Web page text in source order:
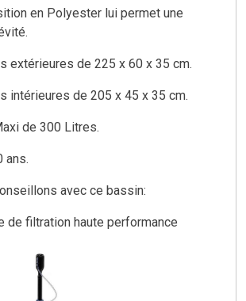
en Polyester lui permet une
extérieures de 225 x 60 x 35 cm.
intérieures de 205 x 45 x 35 cm.
de 300 Litres.
ans.
avec ce bassin:
de filtration haute performance